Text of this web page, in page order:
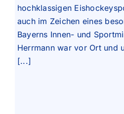
hochklassigen
auch im Zeichen eines
Bayerns Innen- und
Herrmann war vor Ort und
[...]